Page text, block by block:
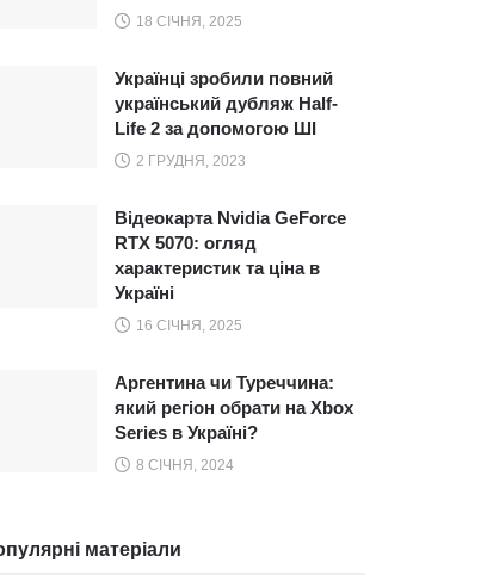
18 СІЧНЯ, 2025
Українці зробили повний
український дубляж Half-
Life 2 за допомогою ШІ
2 ГРУДНЯ, 2023
Відеокарта Nvidia GeForce
RTX 5070: огляд
характеристик та ціна в
Україні
16 СІЧНЯ, 2025
Аргентина чи Туреччина:
який регіон обрати на Xbox
Series в Україні?
8 СІЧНЯ, 2024
матеріали